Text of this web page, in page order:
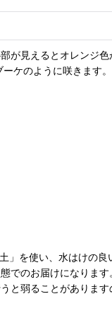
見えるとオレンジ色
ケのように咲きます。
」を使い、水はけの
でのお届けになります
と弱ることがあります